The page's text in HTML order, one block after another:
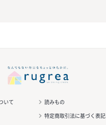
いて
読みもの
特定商取引法に基づく表記